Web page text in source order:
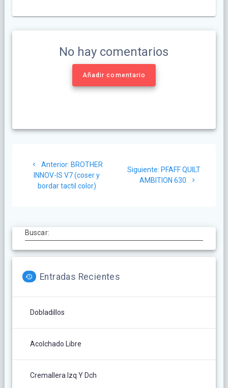
No hay comentarios
Añadir comentario
Anterior: BROTHER
INNOV-IS V7 (coser y
bordar tactil color)
Siguiente: PFAFF QUILT
AMBITION 630
Buscar:
Entradas Recientes
Dobladillos
Acolchado Libre
Cremallera Izq Y Dch